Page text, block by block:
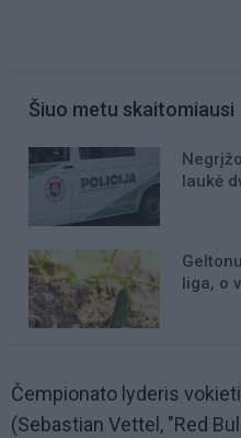
Šiuo metu skaitomiausi
laukė
liga, o
Čempionato lyderis
(Sebastian Vettel, "Red